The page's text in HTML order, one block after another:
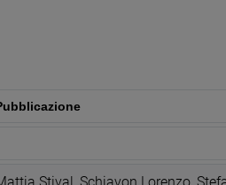
Stival, Schiavon Lorenzo,